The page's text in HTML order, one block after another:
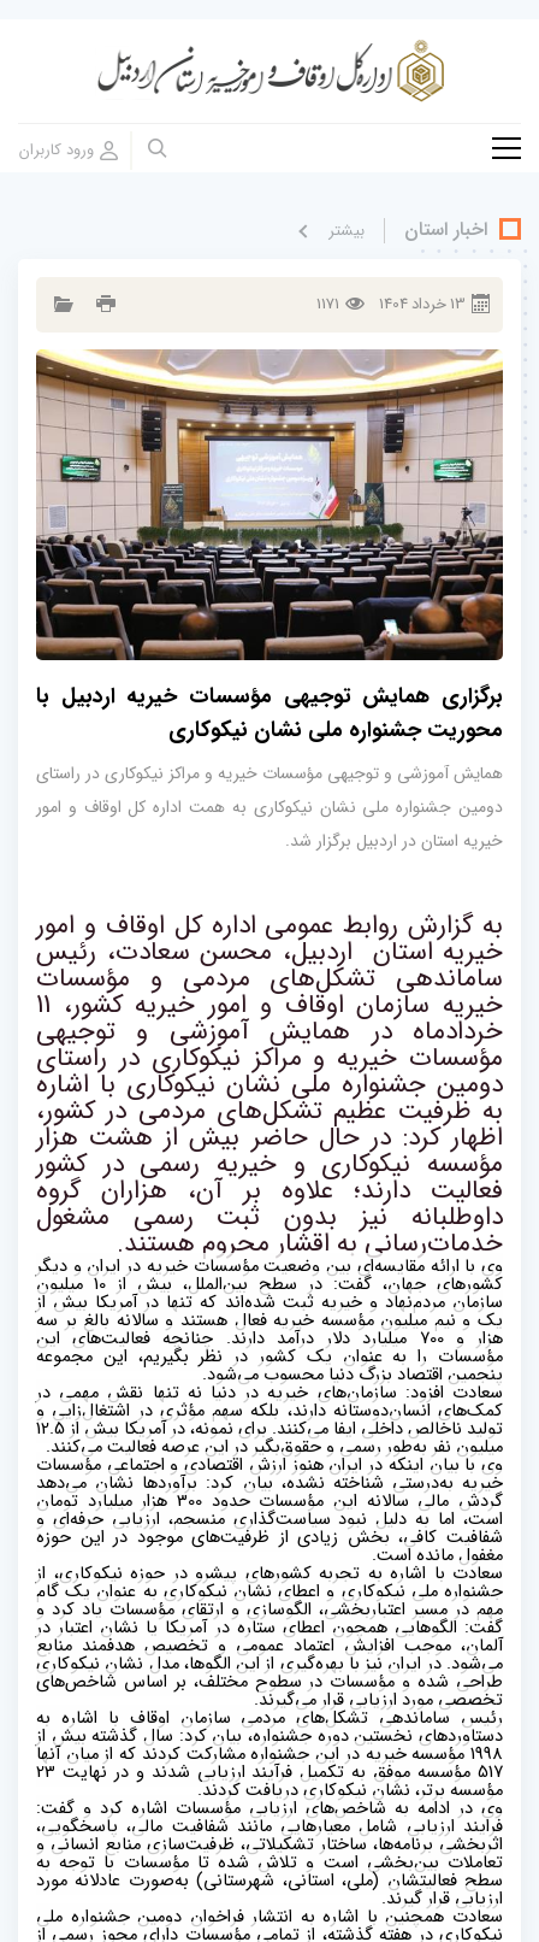
اخبار استان بيشتر
13خرداد1404
1171
برگزاری همایش توجیهی مؤسسات خیریه اردبیل با
محوریت جشنواره ملی نشان نیکوکاری
همایش آموزشی و توجیهی مؤسسات خیریه و مراکز نیکوکاری در راستای
دومین جشنواره ملی نشان نیکوکاری به همت اداره کل اوقاف و امور
خیریه استان در اردبیل برگزار شد.
به گزارشروابط عمومی اداره کل اوقاف و امور
خیریه استان اردبیل، محسن سعادت، رئیس
ساماندهی تشکل‌های مردمی و مؤسسات
خیریه سازمان اوقاف و امور خیریه کشور، 11
خردادماه در همایش آموزشی و توجیهی
مؤسسات خیریه و مراکز نیکوکاری در راستای
دومین جشنواره ملی نشان نیکوکاری با اشاره
به ظرفیت عظیم تشکل‌های مردمی در کشور،
اظهار کرد: در حال حاضر بیش از هشت هزار
مؤسسه نیکوکاری و خیریه رسمی در کشور
فعالیت دارند؛ علاوه بر آن، هزاران گروه
داوطلبانه نیز بدون ثبت رسمی مشغول
خدمات‌رسانی به اقشار محروم هستند.
وی با ارائه مقایسه‌ای بین وضعیت مؤسسات خیریه در ایران و دیگر
کشور‌های جهان، گفت: در سطح بین‌الملل، بیش از 10 میلیون
سازمان مردم‌نهاد و خیریه ثبت شده‌اند که تنها در آمریکا بیش از
یک و نیم میلیون مؤسسه خیریه فعال هستند و سالانه بالغ بر سه
هزار و 700 میلیارد دلار درآمد دارند. چنانچه فعالیت‌های این
مؤسسات را به عنوان یک کشور در نظر بگیریم، این مجموعه
پنجمین اقتصاد بزرگ دنیا محسوب می‌شود.
سعادت افزود: سازمان‌های خیریه در دنیا نه تنها نقش مهمی در
کمک‌های انسان‌دوستانه دارند، بلکه سهم مؤثری در اشتغال‌زایی و
تولید ناخالص داخلی ایفا می‌کنند. برای نمونه، در آمریکا بیش از 12.5
میلیون نفر به‌طور رسمی و حقوق‌بگیر در این عرصه فعالیت می‌کنند.
وی با بیان اینکه در ایران هنوز ارزش اقتصادی و اجتماعی مؤسسات
خیریه به‌درستی شناخته نشده، بیان کرد: برآورد‌ها نشان می‌دهد
گردش مالی سالانه این مؤسسات حدود 300 هزار میلیارد تومان
است، اما به دلیل نبود سیاست‌گذاری منسجم، ارزیابی حرفه‌ای و
شفافیت کافی، بخش زیادی از ظرفیت‌های موجود در این حوزه
مغفول مانده است.
سعادت با اشاره به تجربه کشور‌های پیشرو در حوزه نیکوکاری، از
جشنواره ملی نیکوکاری و اعطای نشان نیکوکاری به عنوان یک گام
مهم در مسیر اعتباربخشی، الگوسازی و ارتقای مؤسسات یاد کرد و
گفت: الگو‌هایی همچون اعطای ستاره در آمریکا یا نشان اعتبار در
آلمان، موجب افزایش اعتماد عمومی و تخصیص هدفمند منابع
می‌شود. در ایران نیز با بهره‌گیری از این الگوها، مدل نشان نیکوکاری
طراحی شده و مؤسسات در سطوح مختلف، بر اساس شاخص‌های
تخصصی مورد ارزیابی قرار می‌گیرند.
رئیس ساماندهی تشکل‌های مردمی سازمان اوقاف با اشاره به
دستاورد‌های نخستین دوره جشنواره، بیان کرد: سال گذشته بیش از
1998 مؤسسه خیریه در این جشنواره مشارکت کردند که از میان آنها
517 مؤسسه موفق به تکمیل فرآیند ارزیابی شدند و در نهایت 23
مؤسسه برتر، نشان نیکوکاری دریافت کردند.
وی در ادامه به شاخص‌های ارزیابی مؤسسات اشاره کرد و گفت:
فرایند ارزیابی شامل معیار‌هایی مانند شفافیت مالی، پاسخگویی،
اثربخشی برنامه‌ها، ساختار تشکیلاتی، ظرفیت‌سازی منابع انسانی و
تعاملات بین‌بخشی است و تلاش شده تا مؤسسات با توجه به
سطح فعالیتشان (ملی، استانی، شهرستانی) به‌صورت عادلانه مورد
ارزیابی قرار گیرند.
سعادت همچنین با اشاره به انتشار فراخوان دومین جشنواره ملی
نیکوکاری در هفته گذشته، از تمامی مؤسسات دارای مجوز رسمی از